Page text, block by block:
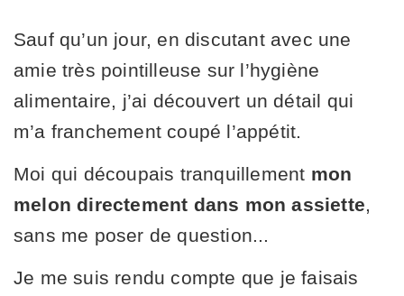
Sauf qu’un jour, en discutant avec une
amie très pointilleuse sur l’hygiène
alimentaire, j’ai découvert un détail qui
m’a franchement coupé l’appétit.
Moi qui découpais tranquillement mon
melon directement dans mon assiette
sans me poser de question...
Je me suis rendu compte que je faisais